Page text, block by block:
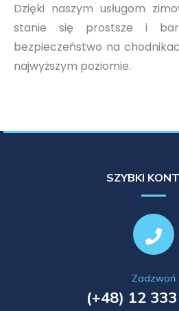
Dzięki naszym usługom
stanie się prostsze i
bezpieczeństwo na
najwyższym poziomie.
SZYBKI
Zadzwoń
(+48) 12